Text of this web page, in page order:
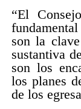
“El
son la
sustantiva
son los
los planes
de los